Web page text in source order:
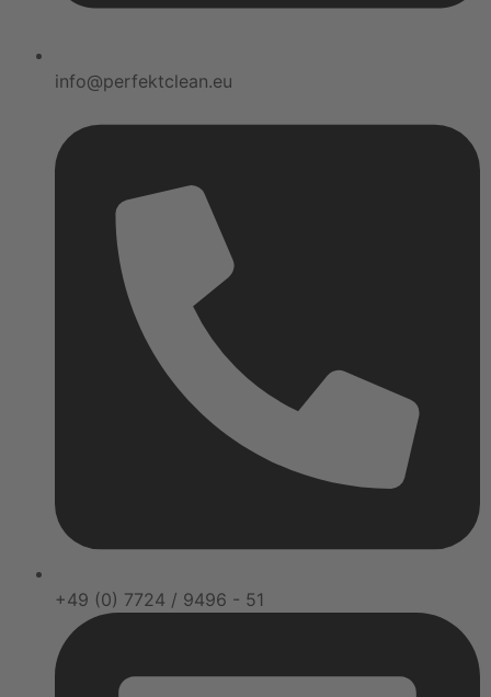
info@perfektclean.eu
+49 (0) 7724 / 9496 - 51